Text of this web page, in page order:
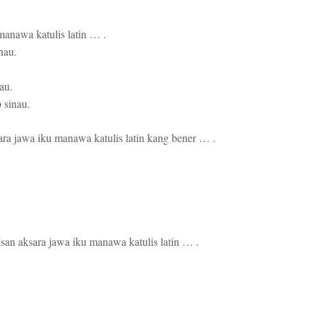
katulis latin … .
jawa iku manawa katulis latin kang bener … .
aksara jawa iku manawa katulis latin … .